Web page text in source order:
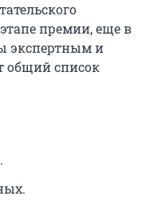
премии, еще в
экспертным и
общий список